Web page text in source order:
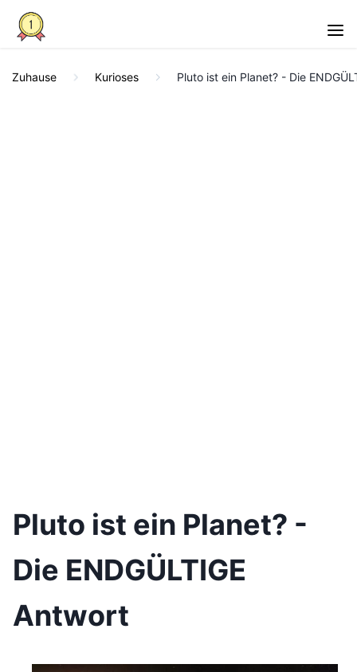
Zuhause Kurioses Pluto ist ein Planet? - Die
Pluto ist ein Planet? -
Die ENDGÜLTIGE
Antwort